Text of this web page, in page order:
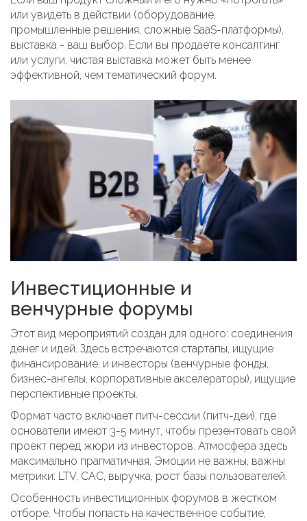
или увидеть в действии (оборудование,
промышленные решения, сложные SaaS-платформы),
выставка - ваш выбор. Если вы продаете консалтинг
или услуги, чистая выставка может быть менее
эффективной, чем тематический форум.
Инвестиционные и
венчурные форумы
Этот вид мероприятий создан для одного: соединения
денег и идей. Здесь встречаются стартапы, ищущие
финансирование, и инвесторы (венчурные фонды,
бизнес-ангелы, корпоративные акселераторы), ищущие
перспективные проекты.
Формат часто включает питч-сессии (питч-деи), где
основатели имеют 3-5 минут, чтобы презентовать свой
проект перед жюри из инвесторов. Атмосфера здесь
максимально прагматичная. Эмоции не важны, важны
метрики: LTV, CAC, выручка, рост базы пользователей.
Особенность инвестиционных форумов в жестком
отборе. Чтобы попасть на качественное событие,